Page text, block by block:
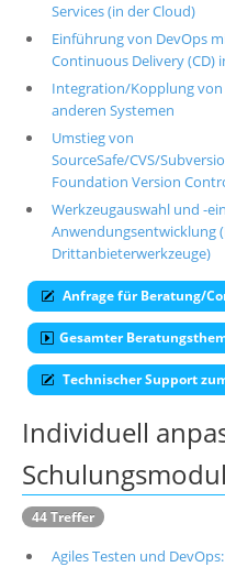
Services (in der Cloud)
Einführung von DevOps
Continuous Delivery (CD)
Integration/Kopplung von
anderen Systemen
Umstieg von
SourceSafe/CVS/
Foundation Version
Werkzeugauswahl und -
Anwendungsentwicklung
Drittanbieterwerkzeuge)
Anfrage für Beratung/
Gesamter
Technischer Support
Individuell
44 Treffer
Agiles Testen und